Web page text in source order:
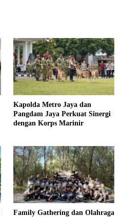
Kapolda Metro Jaya dan
Pangdam Jaya Perkuat Sinergi
dengan Korps Marinir
Family Gathering dan Olahraga